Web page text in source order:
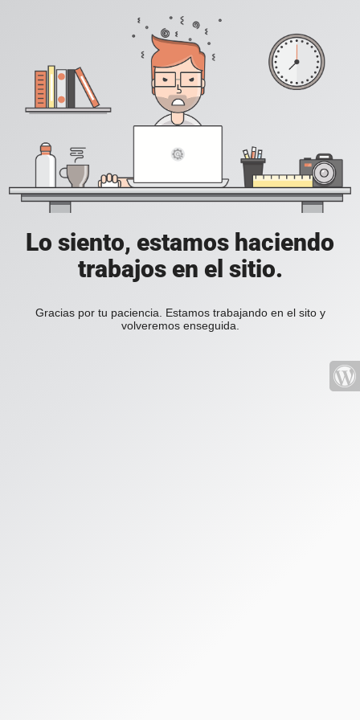
Lo siento, estamos haciendo
trabajos en el sitio.
Gracias por tu paciencia. Estamos trabajando en el sito y
volveremos enseguida.